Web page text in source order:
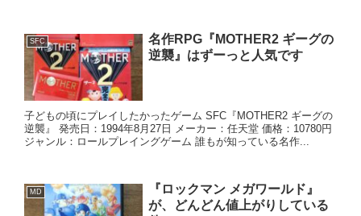
SFC
名作RPG『MOTHER2 ギーグの
逆襲』はずーっと人気です
子どもの頃にプレイしたかったゲーム SFC『MOTHER2 ギーグの
逆襲』 発売日：1994年8月27日 メーカー：任天堂 価格：10780円
ジャンル：ロールプレイングゲーム 誰もが知っている名作...
MD
『ロックマン メガワールド』
が、どんどん値上がりしている